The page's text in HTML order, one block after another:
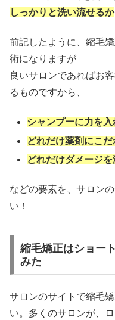
しっかりと洗い流せるか
前記したように、縮毛
術になりますが
良いサロンであればお
るものですから、
シャンプーに力を
どれだけ薬剤にこ
どれだけダメージ
などの要素を、サロン
い！
縮毛矯正はショー
みた
サロンのサイトで縮毛
い。多くのサロンが、